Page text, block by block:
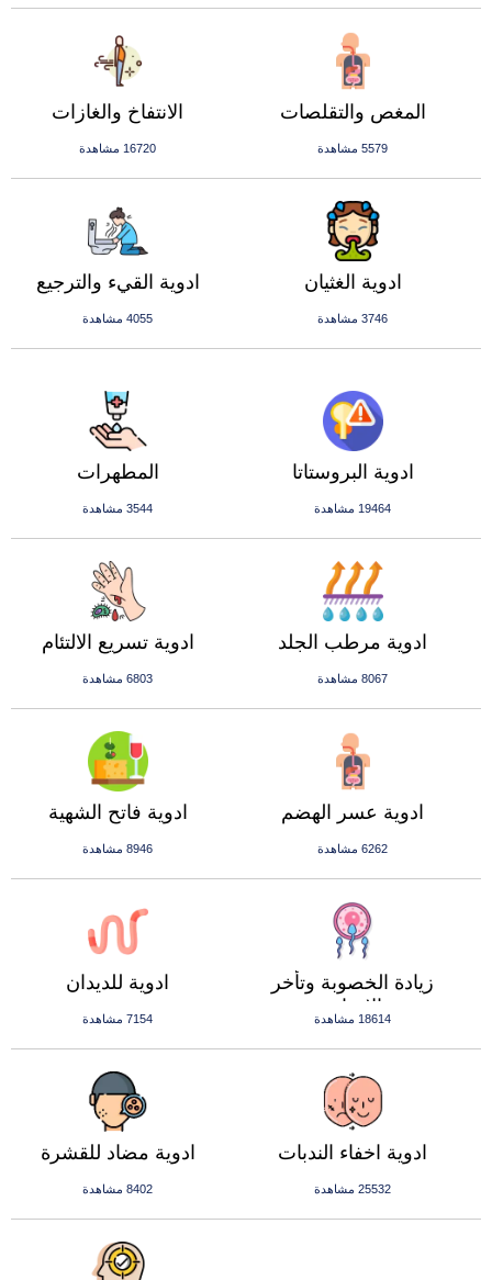
الانتفاخ والغازات
16720 مشاهدة
المغص والتقلصات
5579 مشاهدة
ادوية القيء والترجيع
4055 مشاهدة
ادوية الغثيان
3746 مشاهدة
المطهرات
3544 مشاهدة
ادوية البروستاتا
19464 مشاهدة
ادوية تسريع الالتئام
6803 مشاهدة
ادوية مرطب الجلد
8067 مشاهدة
ادوية فاتح الشهية
8946 مشاهدة
ادوية عسر الهضم
6262 مشاهدة
ادوية للديدان
7154 مشاهدة
زيادة الخصوبة وتأخر
الانجاب
18614 مشاهدة
ادوية مضاد للقشرة
8402 مشاهدة
ادوية اخفاء الندبات
25532 مشاهدة